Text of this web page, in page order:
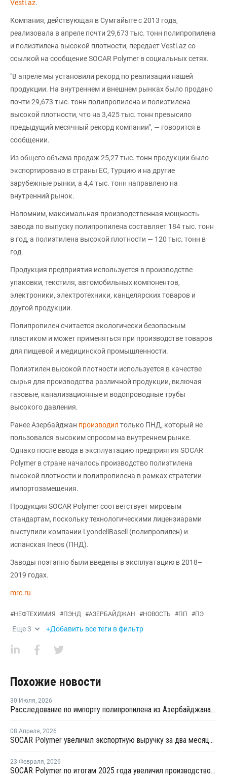
Vesti.az.
Компания, действующая в Сумгайыте с 2013 года,
реализовала в апреле почти 29,673 тыс. тонн полипропилена
и полиэтилена высокой плотности, передает Vesti.az со
ссылкой на сообщение SOCAR Polymer в социальных сетях.
"В апреле мы установили рекорд по реализации нашей
продукции. На внутреннем и внешнем рынках было продано
почти 29,673 тыс. тонн полипропилена и полиэтилена
высокой плотности, что на 3,425 тыс. тонн превысило
предыдущий месячный рекорд компании", — говорится в
сообщении.
Из общего объема продаж 25,27 тыс. тонн продукции было
экспортировано в страны ЕС, Турцию и на другие
зарубежные рынки, а 4,4 тыс. тонн направлено на
внутренний рынок.
Напомним, максимальная производственная мощность
завода по выпуску полипропилена составляет 184 тыс. тонн
в год, а полиэтилена высокой плотности — 120 тыс. тонн в
год.
Продукция предприятия используется в производстве
упаковки, текстиля, автомобильных компонентов,
электроники, электротехники, канцелярских товаров и
другой продукции.
Полипропилен считается экологически безопасным
пластиком и может применяться при производстве товаров
для пищевой и медицинской промышленности.
Полиэтилен высокой плотности используется в качестве
сырья для производства различной продукции, включая
газовые, канализационные и водопроводные трубы
высокого давления.
Ранее Азербайджан производил только ПНД, который не
пользовался высоким спросом на внутреннем рынке.
Однако после ввода в эксплуатацию предприятия SOCAR
Polymer в стране началось производство полиэтилена
высокой плотности и полипропилена в рамках стратегии
импортозамещения.
Продукция SOCAR Polymer соответствует мировым
стандартам, поскольку технологическими лицензиарами
выступили компании LyondellBasell (полипропилен) и
испанская Ineos (ПНД).
Заводы поэтапно были введены в эксплуатацию в 2018–
2019 годах.
mrc.ru
#НЕФТЕХИМИЯ #ПЭНД #АЗЕРБАЙДЖАН #НОВОСТЬ #ПП #ПЭ
Еще3 +Добавить все теги в фильтр
Похожие новости
30 Июля, 2026
Расследование по импорту полипропилена из Азербайджана продлено на три месяца
08 Апреля, 2026
SOCAR Polymer увеличил экспортную выручку за два месяца почти на 18%
23 Февраля, 2026
SOCAR Polymer по итогам 2025 года увеличил производство ПНД на 33%